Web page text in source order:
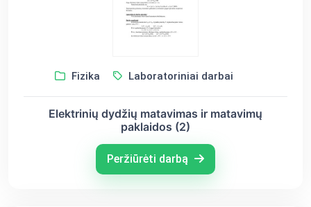
Fizika Laboratoriniai darbai
Elektrinių dydžių matavimas ir matavimų
paklaidos (2)
Peržiūrėti darbą